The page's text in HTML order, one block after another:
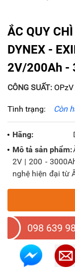
ẮC QUY
DYNEX -
2V/200Ah -
CÔNG SUẤT:
Tình trạng: Còn
Hãng:
Mô tả sản phẩm:
2V | 200 -
nghệ hiện đại từ
nghiệp, năng
thiết kế từ 200 -
098 639